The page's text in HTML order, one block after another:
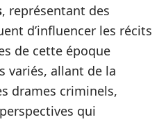
, représentant des
d’influencer les récits
de cette époque
variés, allant de la
drames criminels,
qui